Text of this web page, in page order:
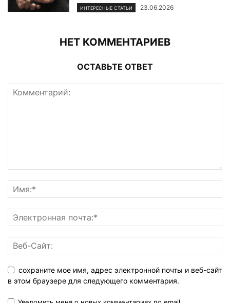
ИНТЕРЕСНЫЕ СТАТЬИ 23.06.2026
НЕТ КОММЕНТАРИЕВ
ОСТАВЬТЕ ОТВЕТ
сохраните мое имя, адрес электронной почты и веб-сайт
в этом браузере для следующего комментария.